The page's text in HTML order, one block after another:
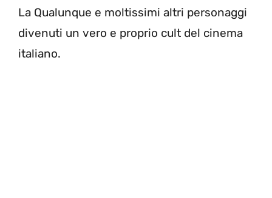
La Qualunque e moltissimi altri personaggi
divenuti un vero e proprio cult del cinema
italiano.